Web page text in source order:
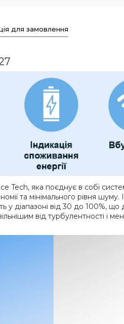
для замовлення
Tech, яка поєднує в собі
та мінімального рівня
у діапазоні від 30 до 100%,
від турбулентності і